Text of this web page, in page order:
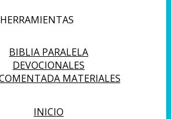
HERRAMIENTAS
BIBLIA PARALELA
DEVOCIONALES
MATERIALES
INICIO